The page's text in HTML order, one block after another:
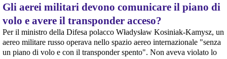
[News] Oggi in Spagna mobilitazione contro il riarmo, in questi minuti sta
per partire a Bruxelles la marcia pacifista europea di No Rearm Europe
Oggi in Spagna mobilitazione contro il riarmo e il militarismoSi è svolta
oggi, 14 giugno 2026, a Madrid la manifestazione indetta dall'Assemblea
Internazionalista di Madrid con il titolo "Contro il riarmo e la guerra
imperialista". I partecipanti si sono radunati in Plaza de Atoc
Gli aerei militari devono comunicare il piano di
volo e avere il transponder acceso?
Per il ministro della Difesa polacco Władysław Kosiniak-Kamysz, un
aereo militare russo operava nello spazio aereo internazionale "senza
un piano di volo e con il transponder spento". Non aveva violato lo